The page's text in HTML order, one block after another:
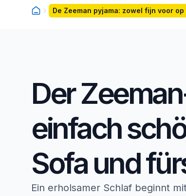
De Zeeman pyjama: zowel fijn voor
Der
einfach
Sofa und
Ein erholsamer Schlaf beginnt